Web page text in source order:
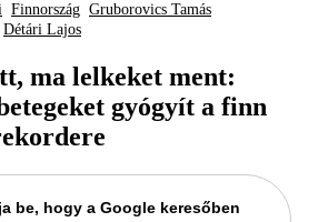
Finnország Gruborovics Tamás
Détári Lajos
ma lelkeket ment:
gyógyít a finn
be, hogy a Google keresőben